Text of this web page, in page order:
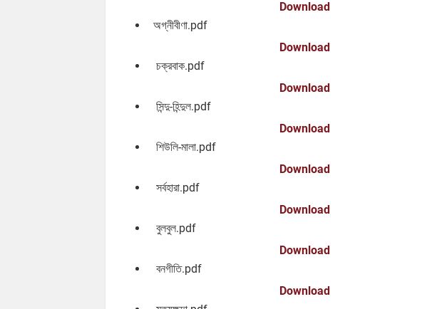
অগ্নীবীণা.pdf
Download
চক্রবাক.pdf
Download
সিন্দু-হিন্দুল.pdf
Download
শিউলি-মালা.pdf
Download
সর্বহারা.pdf
Download
বুলবুল.pdf
Download
বনগীতি.pdf
Download
Download